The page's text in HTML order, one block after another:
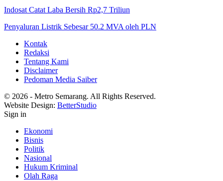
Indosat Catat Laba Bersih Rp2,7 Triliun
Penyaluran Listrik Sebesar 50.2 MVA oleh PLN
Kontak
Redaksi
Tentang Kami
Disclaimer
Pedoman Media Saiber
© 2026 - Metro Semarang. All Rights Reserved.
Website Design: BetterStudio
Sign in
Ekonomi
Bisnis
Politik
Nasional
Hukum Kriminal
Olah Raga